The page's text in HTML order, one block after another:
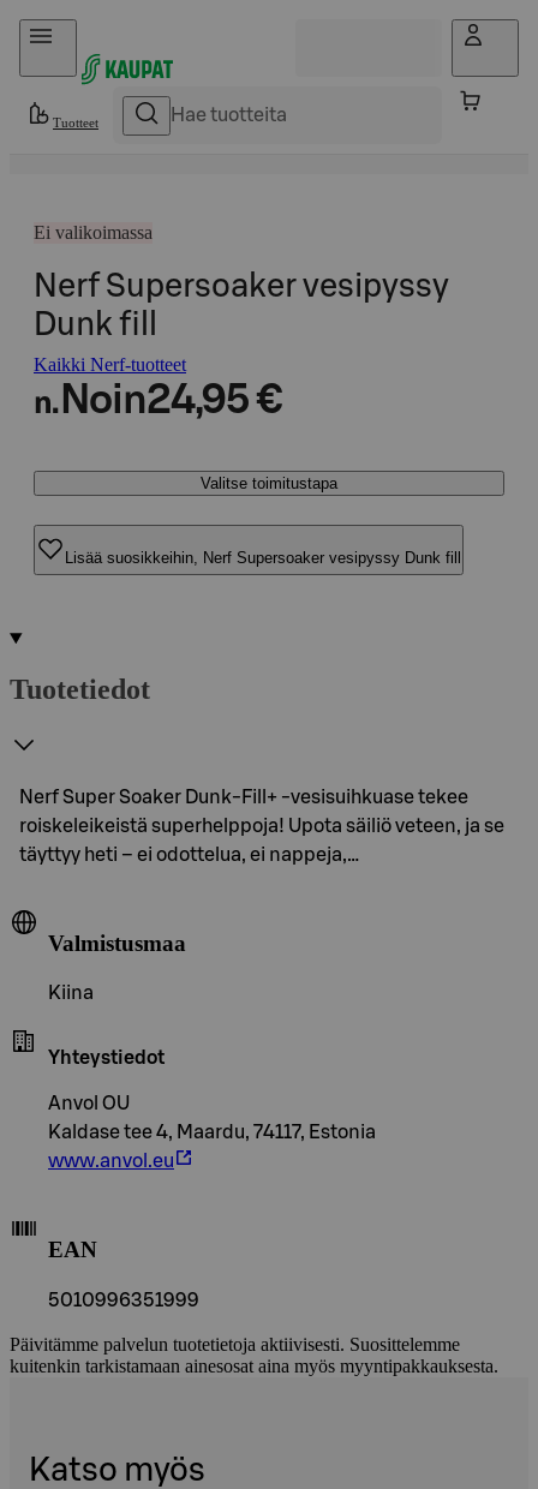
Hyppää sisältöön
Tuotteet
Ei valikoimassa
Nerf Supersoaker vesipyssy
Dunk fill
Kaikki Nerf-tuotteet
n. Noin24,95 €
Valitse toimitustapa
Lisää suosikkeihin, Nerf Supersoaker vesipyssy Dunk fill
Tuotetiedot
Nerf Super Soaker Dunk-Fill+ -vesisuihkuase tekee
roiskeleikeistä superhelppoja! Upota säiliö veteen, ja se
täyttyy heti – ei odottelua, ei nappeja,…
Valmistusmaa
Kiina
Yhteystiedot
Anvol OU
Kaldase tee 4, Maardu, 74117, Estonia
www.anvol.eu
EAN
5010996351999
Päivitämme palvelun tuotetietoja aktiivisesti. Suosittelemme
kuitenkin tarkistamaan ainesosat aina myös myyntipakkauksesta.
Katso myös